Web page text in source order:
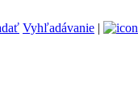
Vyhľadávanie |